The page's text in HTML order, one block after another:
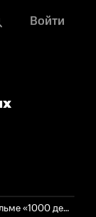
Войти
Фильм о фильме «1000 дешёвых зажигалок»